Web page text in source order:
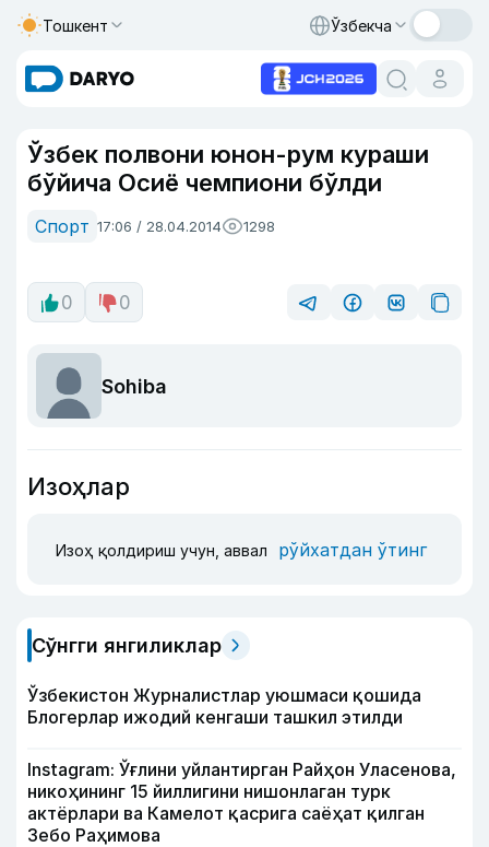
Тошкент Ўзбекча
Ўзбек полвони юнон-рум кураши
бўйича Осиё чемпиони бўлди
Спорт 17:06 / 28.04.2014 1298
0 0
Sohiba
Изоҳлар
Изоҳ қолдириш учун, аввал рўйхатдан ўтинг
Сўнгги янгиликлар
Ўзбекистон Журналистлар уюшмаси қошида
Блогерлар ижодий кенгаши ташкил этилди
Instagram: Ўғлини уйлантирган Райҳон Уласенова,
никоҳининг 15 йиллигини нишонлаган турк
актёрлари ва Камелот қасрига саёҳат қилган
Зебо Раҳимова